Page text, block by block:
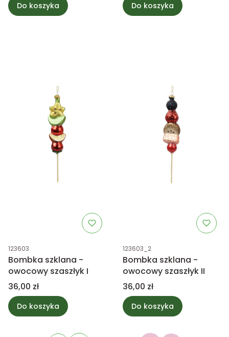
Do koszyka Do koszyka
Kod produktu
123603
Bombka szklana -
owocowy szaszłyk I
Cena
36,00 zł
Do koszyka
Kod produktu
123603_2
Bombka szklana -
owocowy szaszłyk II
Cena
36,00 zł
Do koszyka